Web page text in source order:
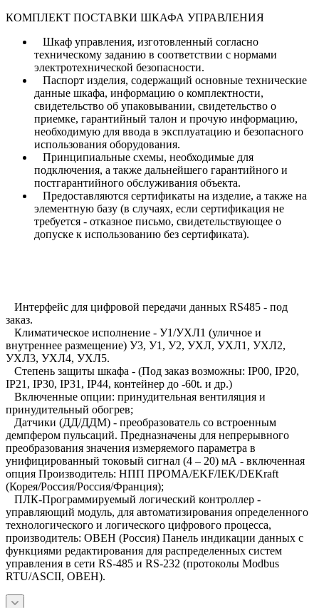
КОМПЛЕКТ ПОСТАВКИ ШКАФА УПРАВЛЕНИЯ
Шкаф управления, изготовленный согласно
техническому заданию в соответствии с нормами
электротехнической безопасности.
Паспорт изделия, содержащий основные технические
данные шкафа, информацию о комплектности,
свидетельство об упаковывании, свидетельство о
приемке, гарантийный талон и прочую информацию,
необходимую для ввода в эксплуатацию и безопасного
использования оборудования.
Принципиальные схемы, необходимые для
подключения, а также дальнейшего гарантийного и
постгарантийного обслуживания объекта.
Предоставляются сертификаты на изделие, а также на
элементную базу (в случаях, если сертификация не
требуется - отказное письмо, свидетельствующее о
допуске к использованию без сертификата).
Интерфейс для цифровой передачи данных RS485 - под
заказ.
Климатическое исполнение - У1/УХЛ1 (уличное и
внутреннее размещение) У3, У1, У2, УХЛ, УХЛ1, УХЛ2,
УХЛ3, УХЛ4, УХЛ5.
Степень защиты шкафа - (Под заказ возможны: IP00, IP20,
IP21, IP30, IP31, IP44, контейнер до -60t. и др.)
Включенные опции: принудительная вентиляция и
принудительный обогрев;
Датчики (ДД/ДДМ) - преобразователь со встроенным
демпфером пульсаций. Предназначены для непрерывного
преобразования значения измеряемого параметра в
унифицированный токовый сигнал (4 – 20) мА - включенная
опция Производитель: НПП ПРОМА/EKF/IEK/DEKraft
(Корея/Россия/Россия/Франция);
ПЛК-Программируемый логический контроллер -
управляющий модуль, для автоматизирования определенного
технологического и логического цифрового процесса,
производитель: ОВЕН (Россия) Панель индикации данных с
функциями редактирования для распределенных систем
управления в сети RS-485 и RS-232 (протоколы Modbus
RTU/ASCII, ОВЕН).